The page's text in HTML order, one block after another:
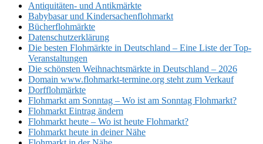
Antiquitäten- und Antikmärkte
Babybasar und Kindersachenflohmarkt
Bücherflohmärkte
Datenschutzerklärung
Die besten Flohmärkte in Deutschland – Eine Liste der Top-
Veranstaltungen
Die schönsten Weihnachtsmärkte in Deutschland – 2026
Domain www.flohmarkt-termine.org steht zum Verkauf
Dorfflohmärkte
Flohmarkt am Sonntag – Wo ist am Sonntag Flohmarkt?
Flohmarkt Eintrag ändern
Flohmarkt heute – Wo ist heute Flohmarkt?
Flohmarkt heute in deiner Nähe